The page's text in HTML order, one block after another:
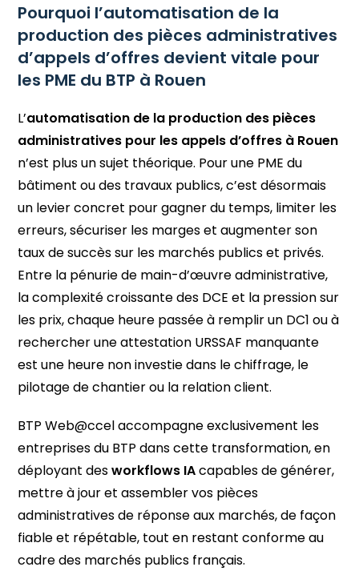
Pourquoi l’automatisation de la
production des pièces administratives
d’appels d’offres devient vitale pour
les PME du BTP à Rouen
L’automatisation de la production des pièces
administratives pour les appels d’offres à Rouen
n’est plus un sujet théorique. Pour une PME du
bâtiment ou des travaux publics, c’est désormais
un levier concret pour gagner du temps, limiter les
erreurs, sécuriser les marges et augmenter son
taux de succès sur les marchés publics et privés.
Entre la pénurie de main-d’œuvre administrative,
la complexité croissante des DCE et la pression sur
les prix, chaque heure passée à remplir un DC1 ou à
rechercher une attestation URSSAF manquante
est une heure non investie dans le chiffrage, le
pilotage de chantier ou la relation client.
BTP Web@ccel accompagne exclusivement les
entreprises du BTP dans cette transformation, en
déployant desworkflows IAcapables de générer,
mettre à jour et assembler vos pièces
administratives de réponse aux marchés, de façon
fiable et répétable, tout en restant conforme au
cadre des marchés publics français.